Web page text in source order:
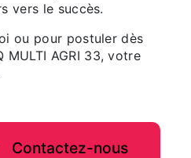
vers le succès.
ou pour postuler dès
MULTI AGRI 33, votre
Contactez-nous